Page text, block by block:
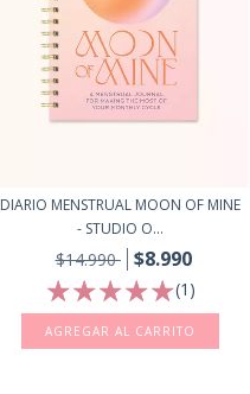
DIARIO MENSTRUAL MOON OF MINE
- STUDIO O...
$14.990 $8.990
(1)